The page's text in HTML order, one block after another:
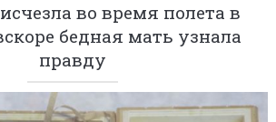
во время полета в
бедная мать узнала
правду